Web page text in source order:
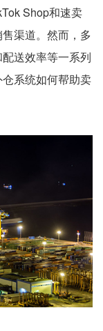
Shop和速卖
渠道。然而，多
送效率等一系列
系统如何帮助卖